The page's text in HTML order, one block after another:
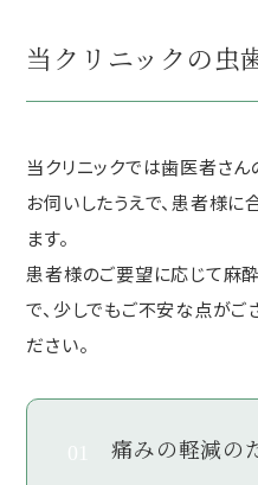
当クリニックの虫
当クリニックでは歯医者さ
お伺いしたうえで、患者様
ます。
患者様のご要望に応じて麻
で、少しでもご不安な点がご
ださい。
痛みの軽減の